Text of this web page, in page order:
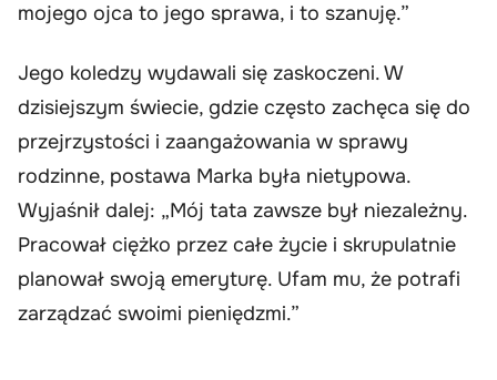
mojego ojca to jego sprawa, i to szanuję.”
Jego koledzy wydawali się zaskoczeni. W
dzisiejszym świecie, gdzie często zachęca się do
przejrzystości i zaangażowania w sprawy
rodzinne, postawa Marka była nietypowa.
Wyjaśnił dalej: „Mój tata zawsze był niezależny.
Pracował ciężko przez całe życie i skrupulatnie
planował swoją emeryturę. Ufam mu, że potrafi
zarządzać swoimi pieniędzmi.”